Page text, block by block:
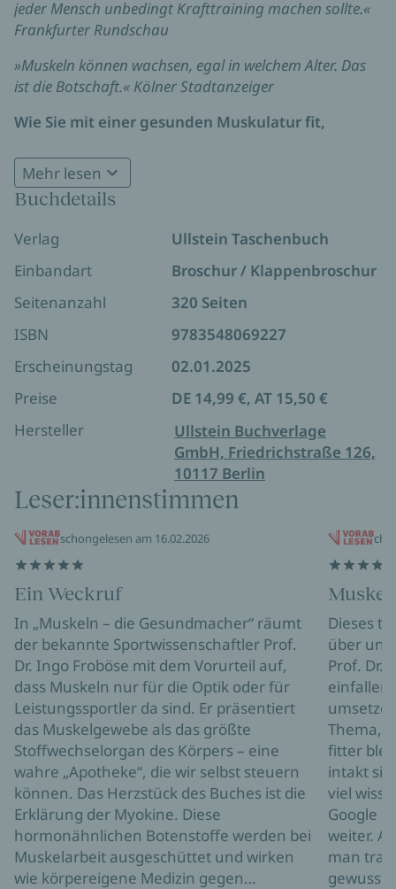
jeder Mensch unbedingt Krafttraining machen sollte.«
Frankfurter Rundschau
»Muskeln können wachsen, egal in welchem Alter. Das
ist die Botschaft.« Kölner Stadtanzeiger
Wie Sie mit einer gesunden Muskulatur fit,
Bestsellerautor Ingo Froböse widmet sich in seinem
neuen Buch einem bisher kaum bekannten
wenn wir die Arbeitsweise und den Einfluss unserer
Muskeln auf den restlichen Körper kennen, können
wir aktiv dazu beitragen, gesund zu bleiben oder es
zu werden.
In diesem Buch erfahren Sie:
dass und auf welche Weise unsere Muskeln
Einfluss auf das Immunsystem, den Zucker-
und Fett-Stoffwechsel, auf Herz und Kreislauf
und die restlichen Organe haben.
dass unsere Muskeln ebenso in großem
Umfang Einfluss auf unsere Psyche nehmen.
dass der Verlust an Muskelmasse,
insbesondere in der zweiten Lebenshälfte,
verantwortlich für viele unterschiedliche
Erkrankungen wie Herzinfarkt, Diabetes oder
Übergewicht ist.
Frauen über 60 die Hauptursache für viele
Krankheitsprozesse sind.
Anhand aktueller wissenschaftlicher
Erkenntnisse!
*** Ein unverzichtbares Buch, das wichtige
Wissenslücken schließt und erklärt, warum der
richtige Umgang mit unseren Muskeln für uns
lebensnotwendig ist! ***
Mehr lesen
Buchdetails
Verlag
Ullstein Taschenbuch
Einbandart
Broschur / Klappenbroschur
Seitenanzahl
320 Seiten
ISBN
9783548069227
Erscheinungstag
02.01.2025
Preise
DE 14,99 €, AT 15,50 €
Hersteller
Ullstein Buchverlage
GmbH, Friedrichstraße 126,
10117 Berlin
Leser:innenstimmen
schongelesen am 16.02.2026
Ein Weckruf
In „Muskeln – die Gesundmacher“ räumt
der bekannte Sportwissenschaftler Prof.
Dr. Ingo Froböse mit dem Vorurteil auf,
dass Muskeln nur für die Optik oder für
Leistungssportler da sind. Er präsentiert
das Muskelgewebe als das größte
Stoffwechselorgan des Körpers – eine
wahre „Apotheke“, die wir selbst steuern
können. Das Herzstück des Buches ist die
Erklärung der Myokine. Diese
hormonähnlichen Botenstoffe werden bei
Muskelarbeit ausgeschüttet und wirken
wie körpereigene Medizin gegen…
Dieses
über
Prof. Dr.
einfallen
Thema,
fitter
intakt
viel
Google
weiter.
man
gewusst.